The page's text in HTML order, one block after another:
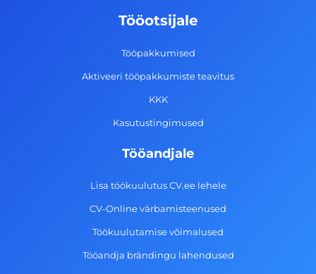
-
g
a
m
d
n
Tööotsijale
Tööpakkumised
Aktiveeri tööpakkumiste teavitus
KKK
Kasutustingimused
Tööandjale
Lisa töökuulutus CV.ee lehele
CV-Online värbamisteenused
Töökuulutamise võimalused
Tööandja brändingu lahendused